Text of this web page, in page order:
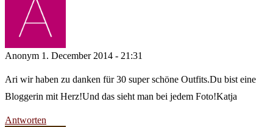
Anonym 1. December 2014 - 21:31
Ari wir haben zu danken für 30 super schöne Outfits.Du bist eine
Bloggerin mit Herz!Und das sieht man bei jedem Foto!Katja
Antworten